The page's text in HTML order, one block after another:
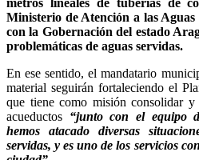
Ministerio de Atención a las
con la Gobernación del estado
problemáticas de aguas servidas.
En ese sentido, el mandatario
material seguirán fortaleciendo el
que tiene como misión consolidar
acueductos “junto con el equipo
hemos atacado diversas
servidas, y es uno de los servicios